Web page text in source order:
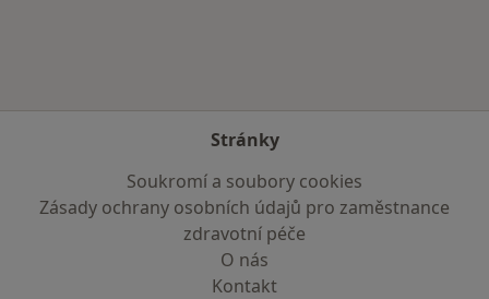
Stránky
Soukromí a soubory cookies
Zásady ochrany osobních údajů pro zaměstnance
zdravotní péče
O nás
Kontakt